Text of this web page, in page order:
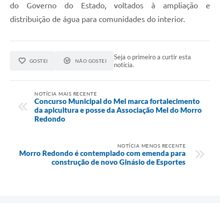
do Governo do Estado, voltados à ampliação e
distribuição de água para comunidades do interior.
GOSTEI NÃO GOSTEI
Seja o primeiro a curtir esta
notícia.
NOTÍCIA MAIS RECENTE
Concurso Municipal do Mel marca fortalecimento
da apicultura e posse da Associação Mel do Morro
Redondo
NOTÍCIA MENOS RECENTE
Morro Redondo é contemplado com emenda para
construção de novo Ginásio de Esportes